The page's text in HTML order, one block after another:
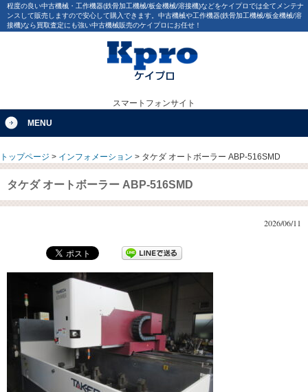
程度の良い中古機械・工作機器(鉄骨加工機械/板金機械/溶接機)などをケイプロでは全てメンテナ
ンスして販売しますので安心して購入できます。中古機械や工作機器(鉄骨加工機械/板金機械/溶
接機)なら買取査定にも強い中古機械販売のケイプロにお任せ！
スマートフォンサイト
MENU
トップページ > インフォメーション > タケダ オートボーラー ABP-516SMD
タケダ オートボーラー ABP-516SMD
2026/06/11